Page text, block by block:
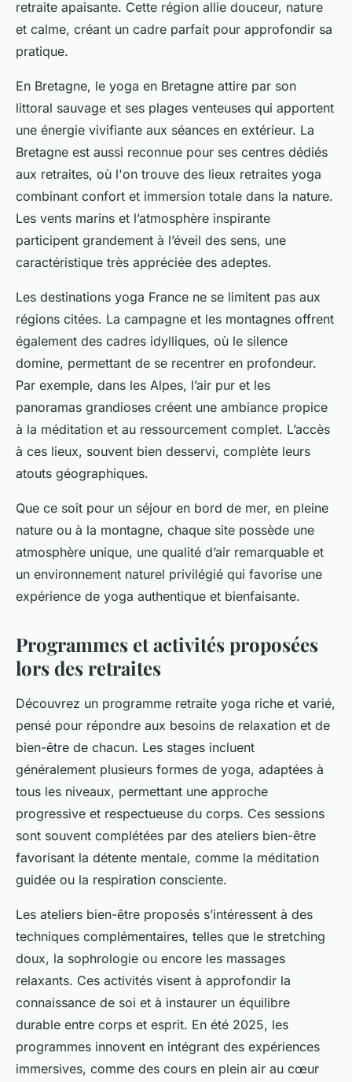
retraite apaisante. Cette région allie douceur, nature
et calme, créant un cadre parfait pour approfondir sa
pratique.
En Bretagne, le yoga en Bretagne attire par son
littoral sauvage et ses plages venteuses qui apportent
une énergie vivifiante aux séances en extérieur. La
Bretagne est aussi reconnue pour ses centres dédiés
aux retraites, où l'on trouve des lieux retraites yoga
combinant confort et immersion totale dans la nature.
Les vents marins et l’atmosphère inspirante
participent grandement à l’éveil des sens, une
caractéristique très appréciée des adeptes.
Les destinations yoga France ne se limitent pas aux
régions citées. La campagne et les montagnes offrent
également des cadres idylliques, où le silence
domine, permettant de se recentrer en profondeur.
Par exemple, dans les Alpes, l’air pur et les
panoramas grandioses créent une ambiance propice
à la méditation et au ressourcement complet. L’accès
à ces lieux, souvent bien desservi, complète leurs
atouts géographiques.
Que ce soit pour un séjour en bord de mer, en pleine
nature ou à la montagne, chaque site possède une
atmosphère unique, une qualité d’air remarquable et
un environnement naturel privilégié qui favorise une
expérience de yoga authentique et bienfaisante.
Programmes et activités proposées
lors des retraites
Découvrez un programme retraite yoga riche et varié,
pensé pour répondre aux besoins de relaxation et de
bien-être de chacun. Les stages incluent
généralement plusieurs formes de yoga, adaptées à
tous les niveaux, permettant une approche
progressive et respectueuse du corps. Ces sessions
sont souvent complétées par des ateliers bien-être
favorisant la détente mentale, comme la méditation
guidée ou la respiration consciente.
Les ateliers bien-être proposés s’intéressent à des
techniques complémentaires, telles que le stretching
doux, la sophrologie ou encore les massages
relaxants. Ces activités visent à approfondir la
connaissance de soi et à instaurer un équilibre
durable entre corps et esprit. En été 2025, les
programmes innovent en intégrant des expériences
immersives, comme des cours en plein air au cœur